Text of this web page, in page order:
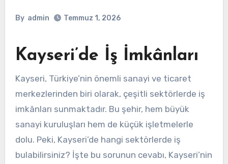
By admin Temmuz 1, 2026
Kayseri’de İş İmkânları
Kayseri, Türkiye’nin önemli sanayi ve ticaret
merkezlerinden biri olarak, çeşitli sektörlerde iş
imkânları sunmaktadır. Bu şehir, hem büyük
sanayi kuruluşları hem de küçük işletmelerle
dolu. Peki, Kayseri’de hangi sektörlerde iş
bulabilirsiniz? İşte bu sorunun cevabı, Kayseri’nin